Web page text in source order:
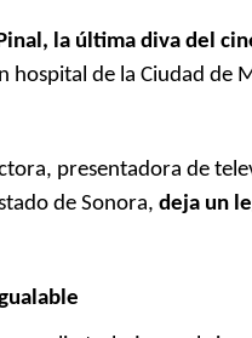
la última diva del
hospital de la Ciudad de
presentadora de
de Sonora, deja un